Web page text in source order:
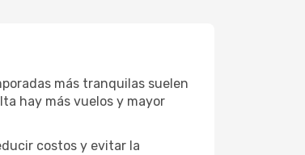
más tranquilas suelen
hay más vuelos y mayor
costos y evitar la